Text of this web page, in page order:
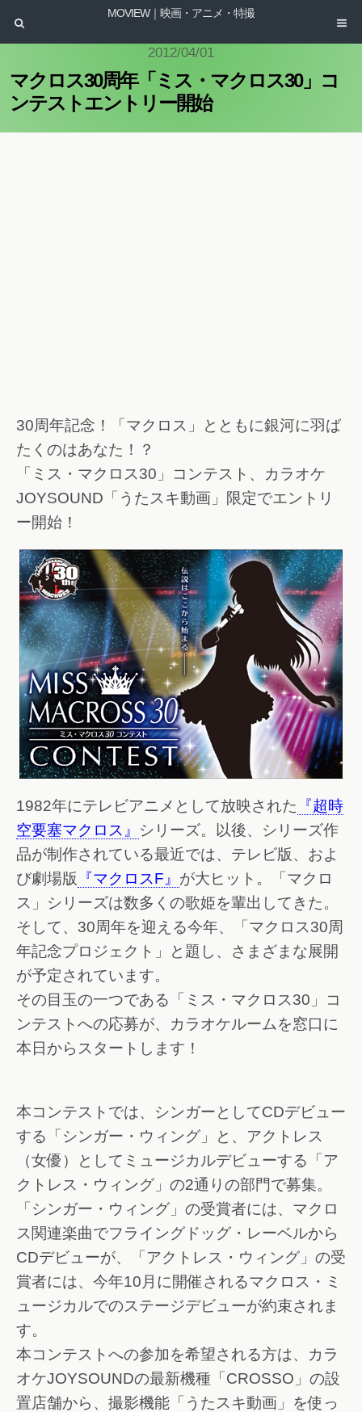
MOVIEW｜映画・アニメ・特撮
2012/04/01
マクロス30周年「ミス・マクロス30」コ
ンテストエントリー開始
30周年記念！「マクロス」とともに銀河に羽ば
たくのはあなた！？
「ミス・マクロス30」コンテスト、カラオケ
JOYSOUND「うたスキ動画」限定でエントリ
ー開始！
1982年にテレビアニメとして放映された 『超時
空要塞マクロス』 シリーズ。以後、シリーズ作
品が制作されている最近では、テレビ版、およ
び劇場版 『マクロスF』 が大ヒット。「マクロ
ス」シリーズは数多くの歌姫を輩出してきた。
そして、30周年を迎える今年、「マクロス30周
年記念プロジェクト」と題し、さまざまな展開
が予定されています。
その目玉の一つである「ミス・マクロス30」コ
ンテストへの応募が、カラオケルームを窓口に
本日からスタートします！
本コンテストでは、シンガーとしてCDデビュー
する「シンガー・ウィング」と、アクトレス
（女優）としてミュージカルデビューする「ア
クトレス・ウィング」の2通りの部門で募集。
「シンガー・ウィング」の受賞者には、マクロ
ス関連楽曲でフライングドッグ・レーベルから
CDデビューが、「アクトレス・ウィング」の受
賞者には、今年10月に開催されるマクロス・ミ
ュージカルでのステージデビューが約束されま
す。
本コンテストへの参加を希望される方は、カラ
オケJOYSOUNDの最新機種「CROSSO」の設
置店舗から、撮影機能「うたスキ動画」を使っ